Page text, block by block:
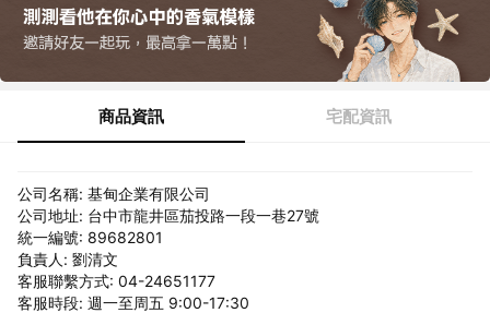
商品資訊 宅配資訊
公司名稱: 基甸企業有限公司
公司地址: 台中市龍井區茄投路一段一巷27號
統一編號: 89682801
負責人: 劉清文
客服聯繫方式: 04-24651177
客服時段: 週一至周五 9:00-17:30